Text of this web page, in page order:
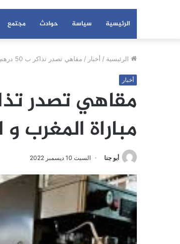
الرئيسية سياسة حوادث مجتمع
الرئيسية / أخبار / مقاهي تصدر تذاكر ب 50 درهم لمشاهدة مباراة المغرب و البرتغال بمدينة بنسليمان
أخبار
مباراة المغرب
أبو جنا السبت 10 ديسمبر 2022